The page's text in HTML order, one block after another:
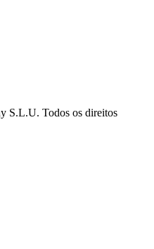
S.L.U. Todos os direitos